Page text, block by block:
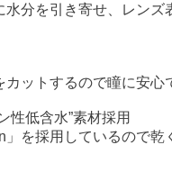
水分を引き寄せ、レン
ットするので瞳に安心
性低含水”素材採用
を採用しているので乾